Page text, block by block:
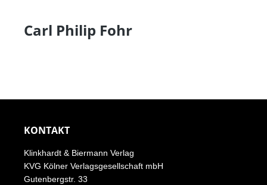
Carl Philip Fohr
KONTAKT
Klinkhardt & Biermann Verlag
KVG Kölner Verlagsgesellschaft mbH
Gutenbergstr. 33